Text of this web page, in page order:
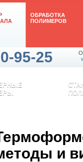
ОБРАБОТКА
ПОЛИМЕРОВ
95-25
и